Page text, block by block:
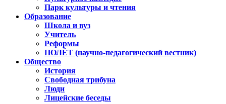
Парк культуры и чтения
Образование
Школа и вуз
Учитель
Реформы
ПОЛЁТ (научно-педагогический вестник)
Общество
История
Свободная трибуна
Люди
Лицейские беседы